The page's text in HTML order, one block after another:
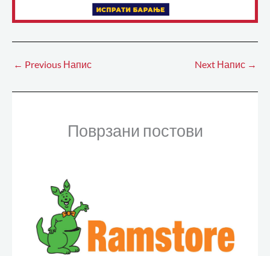
← Previous Напис Next Напис →
Поврзани постови